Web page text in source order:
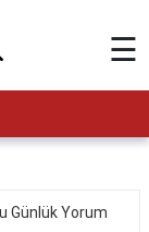
☰
Günlük Yorum